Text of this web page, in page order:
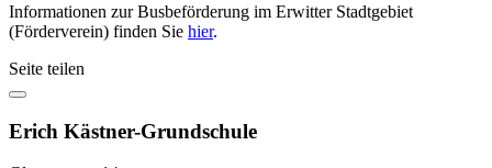
Informationen zur Busbeförderung im Erwitter Stadtgebiet
(Förderverein) finden Sie hier.
Seite teilen
Erich Kästner-Grundschule